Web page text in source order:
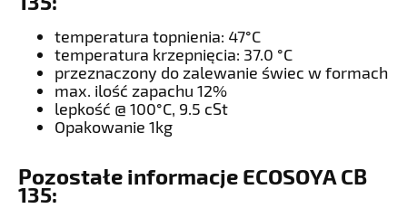
temperatura topnienia: 47°C
temperatura krzepnięcia: 37.0 °C
przeznaczony do zalewanie świec w formach
max. ilość zapachu 12%
lepkość @ 100°C, 9.5 cSt
Opakowanie 1kg
Pozostałe informacje ECOSOYA CB
135: